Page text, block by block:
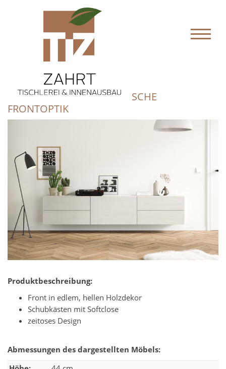
HÄNGEBOARD, SYMMETRISCHE
FRONTOPTIK
Produktbeschreibung:
Front in edlem, hellen Holzdekor
Schubkästen mit Softclose
zeitoses Design
Abmessungen des dargestellten Möbels: